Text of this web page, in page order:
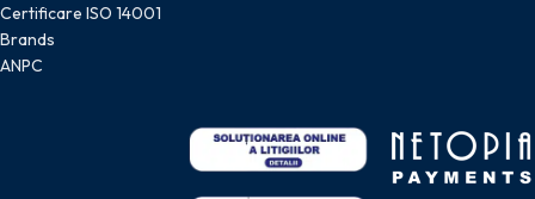
Certificare ISO 14001
Brands
ANPC